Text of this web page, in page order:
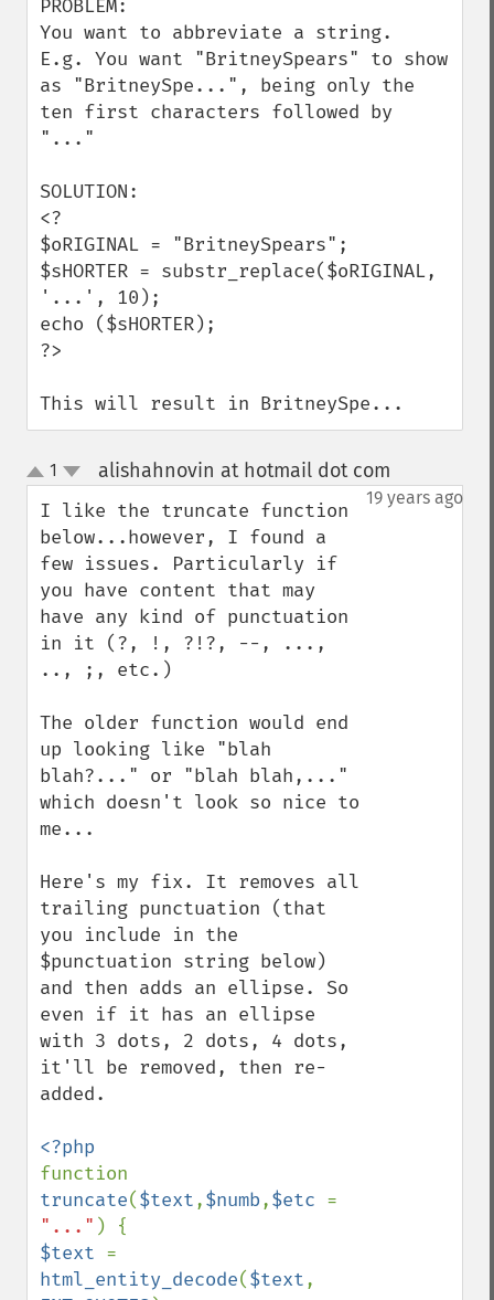
PROBLEM:
You want to abbreviate a string.
E.g. You want "BritneySpears" to show
as "BritneySpe...", being only the
ten first characters followed by
"..."
SOLUTION:
<?
$oRIGINAL = "BritneySpears";
$sHORTER = substr_replace($oRIGINAL,
'...', 10);
echo ($sHORTER);
?>
This will result in BritneySpe...
up
down
1 alishahnovin at hotmail dot com
19 years ago
I like the truncate function
below...however, I found a
few issues. Particularly if
you have content that may
have any kind of punctuation
in it (?, !, ?!?, --, ...,
.., ;, etc.)
The older function would end
up looking like "blah
blah?..." or "blah blah,..."
which doesn't look so nice to
me...
Here's my fix. It removes all
trailing punctuation (that
you include in the
$punctuation string below)
and then adds an ellipse. So
even if it has an ellipse
with 3 dots, 2 dots, 4 dots,
it'll be removed, then re-
added.
truncate($text,$numb,$etc
"..."
$text
html_entity_decode($text